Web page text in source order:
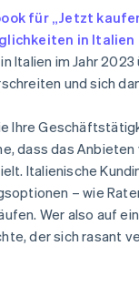
für „Jetzt
in Italien
Italien im Jahr
und sich
Ihre
dass das
Italienische
– wie
Wer also auf
der sich rasant